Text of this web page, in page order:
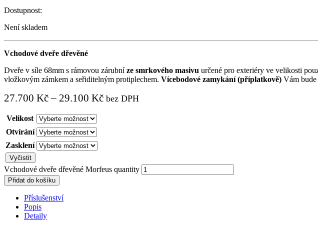
Dostupnost:
Není skladem
Vchodové dveře dřevěné
Dveře v síle 68mm s rámovou zárubníze smrkového masivu určené pro exteriéry ve velikosti
vložkovým zámkem a seřiditelným protiplechem. Vícebodové zamykání (příplatkově) Vám
27.700 Kč– 29.100 Kč bez DPH
Velikost
Otvírání
Zasklení
Vyčistit
Vchodové dveře dřevěné Morfeus quantity
Přidat do košíku
Příslušenství
Popis
Detaily